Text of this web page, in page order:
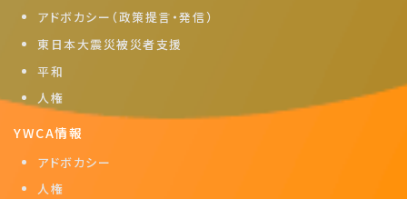
アドボカシー（政策提言・発信）
東日本大震災被災者支援
平和
人権
YWCA情報
アドボカシー
人権